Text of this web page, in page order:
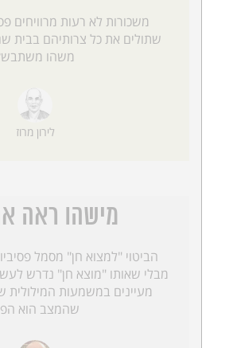
משכורות לא רעות מרוויחים
שתולים את כל צרותיהם בבית
משהו
לירון מרוז
מישהו ראה
הביטוי "למצוא חן" מסמל
מבלי שאותו "מוצא חן" נדרש
מעיינים במשמעות המילולית
שהמצב הוא